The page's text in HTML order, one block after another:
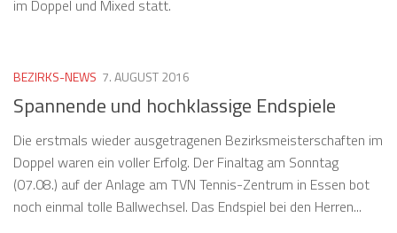
im Doppel und Mixed statt.
BEZIRKS-NEWS 7. AUGUST 2016
Spannende und hochklassige Endspiele
Die erstmals wieder ausgetragenen Bezirksmeisterschaften im
Doppel waren ein voller Erfolg. Der Finaltag am Sonntag
(07.08.) auf der Anlage am TVN Tennis-Zentrum in Essen bot
noch einmal tolle Ballwechsel. Das Endspiel bei den Herren...